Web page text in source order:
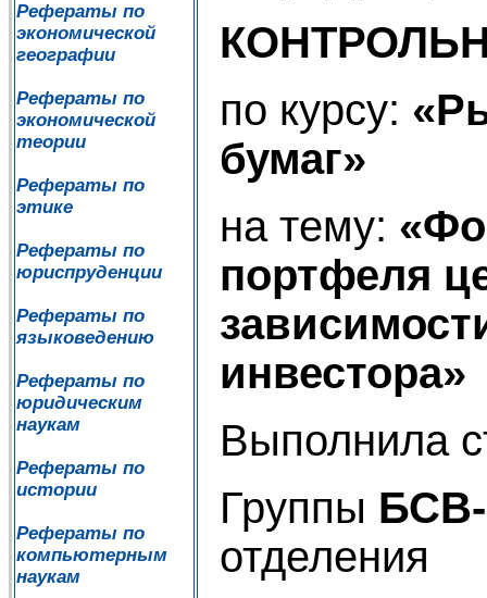
Рефераты по
экономической
географии
Рефераты по
экономической
теории
Рефераты по
этике
Рефераты по
юриспруденции
Рефераты по
языковедению
Рефераты по
юридическим
наукам
Рефераты по
истории
Рефераты по
компьютерным
наукам
по курсу:
бумаг»
на тему:
портфеля
инвестора»
Выполнила
Группы
отделения